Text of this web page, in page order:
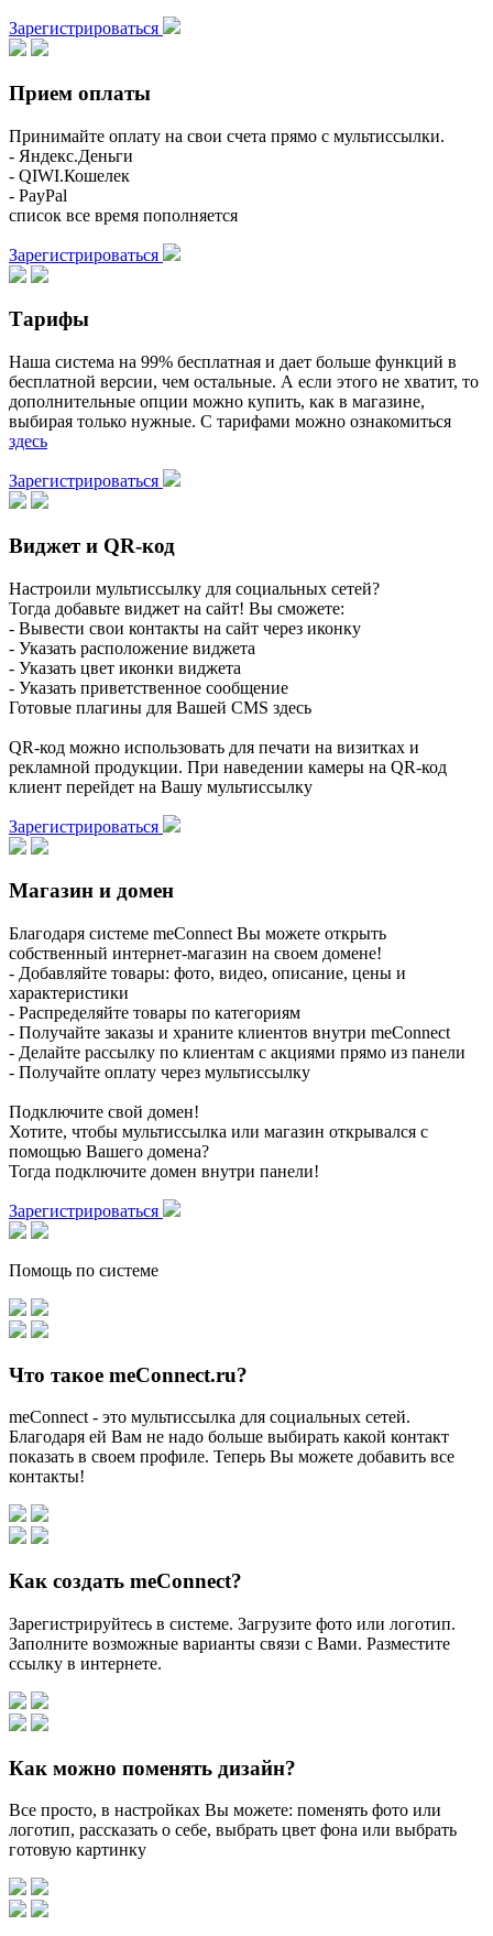
Зарегистрироваться
Прием оплаты
Принимайте оплату на свои счета прямо с мультиссылки.
- Яндекс.Деньги
- QIWI.Кошелек
- PayPal
список все время пополняется
Зарегистрироваться
Тарифы
Наша система на 99% бесплатная и дает больше функций в
бесплатной версии, чем остальные. А если этого не хватит, то
дополнительные опции можно купить, как в магазине,
выбирая только нужные. С тарифами можно ознакомиться
здесь
Зарегистрироваться
Виджет и QR-код
Настроили мультиссылку для социальных сетей?
Тогда добавьте виджет на сайт! Вы сможете:
- Вывести свои контакты на сайт через иконку
- Указать расположение виджета
- Указать цвет иконки виджета
- Указать приветственное сообщение
Готовые плагины для Вашей CMS здесь
QR-код можно использовать для печати на визитках и
рекламной продукции. При наведении камеры на QR-код
клиент перейдет на Вашу мультиссылку
Зарегистрироваться
Магазин и домен
Благодаря системе meConnect Вы можете открыть
собственный интернет-магазин на своем домене!
- Добавляйте товары: фото, видео, описание, цены и
характеристики
- Распределяйте товары по категориям
- Получайте заказы и храните клиентов внутри meConnect
- Делайте рассылку по клиентам с акциями прямо из панели
- Получайте оплату через мультиссылку
Подключите свой домен!
Хотите, чтобы мультиссылка или магазин открывался с
помощью Вашего домена?
Тогда подключите домен внутри панели!
Зарегистрироваться
Помощь по системе
Что такое meConnect.ru?
meConnect - это мультиссылка для социальных сетей.
Благодаря ей Вам не надо больше выбирать какой контакт
показать в своем профиле. Теперь Вы можете добавить все
контакты!
Как создать meConnect?
Зарегистрируйтесь в системе. Загрузите фото или логотип.
Заполните возможные варианты связи с Вами. Разместите
ссылку в интернете.
Как можно поменять дизайн?
Все просто, в настройках Вы можете: поменять фото или
логотип, рассказать о себе, выбрать цвет фона или выбрать
готовую картинку